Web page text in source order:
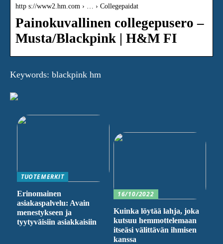
http s://www2.hm.com › … › Collegepaidat
Painokuvallinen collegepusero –
Musta/Blackpink | H&M FI
Keywords: blackpink hm
TUOTEMERKIT
Erinomainen
asiakaspalvelu: Avain
menestykseen ja
tyytyväisiin asiakkaisiin
16/10/2022
Kuinka löytää lahja, joka
kutsuu hemmottelemaan
itseäsi välittävän ihmisen
kanssa